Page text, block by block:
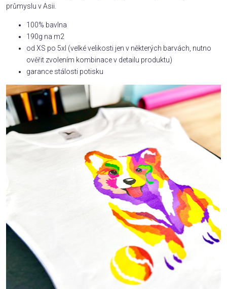
průmyslu v Asii.
100% bavlna
190g na m2
od XS po 5xl (velké velikosti jen v některých barvách, nutno
ověřit zvolením kombinace v detailu produktu)
garance stálosti potisku